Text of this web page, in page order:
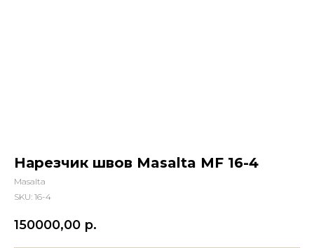
Нарезчик швов Masalta MF 16-4
Masalta
SKU: 16-4
150000,00 р.